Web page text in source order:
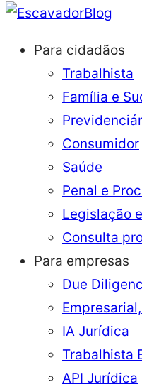
Blog
Para cidadãos
Trabalhista
Família e
Consumidor
Saúde
Penal e
Legislação
Consulta
Para empresas
Due
IA Jurídica
Trabalhista
API Jurídica